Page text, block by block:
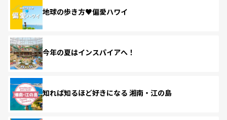
地球の歩き方♥偏愛ハワイ
今年の夏はインスパイアへ！
知れば知るほど好きになる 湘南・江の島